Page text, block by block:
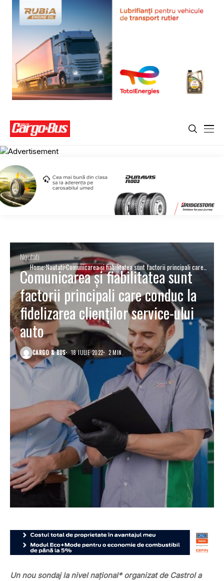
Home Noutati Comunicarea și fiabilitatea sunt factorii principali care
conduc la fidelizarea clienților service-ului auto
Noutati
Comunicarea și fiabilitatea sunt
factorii principali care conduc la
fidelizarea clienților service-ului
auto
CARGO & BUS 18 IULIE 2022 2 MIN.
Un nou sondaj la nivel național* organizat de Castrol a